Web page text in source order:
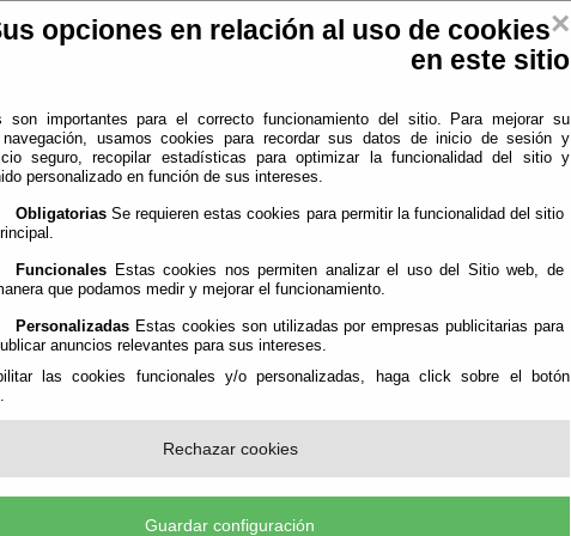
×
opciones en relación al uso de cookies
en este sitio
son importantes para el correcto funcionamiento del sitio. Para mejorar su
navegación, usamos cookies para recordar sus datos de inicio de sesión y
seguro, recopilar estadísticas para optimizar la funcionalidad del sitio y
personalizado en función de sus intereses.
Obligatorias Se requieren estas cookies para permitir la funcionalidad del sitio
Funcionales Estas cookies nos permiten analizar el uso del Sitio web, de
que podamos medir y mejorar el funcionamiento.
Personalizadas Estas cookies son utilizadas por empresas publicitarias para
anuncios relevantes para sus intereses.
las cookies funcionales y/o personalizadas, haga click sobre el botón
Rechazar cookies
Guardar configuración
EIEL Información